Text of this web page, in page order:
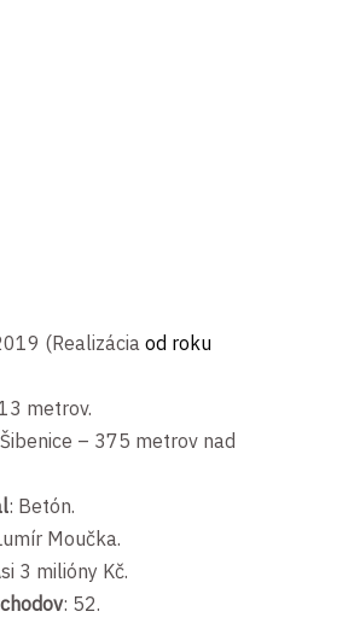
(Realizácia od roku
metrov.
– 375 metrov nad
: Betón.
Moučka.
3 milióny Kč.
: 52.